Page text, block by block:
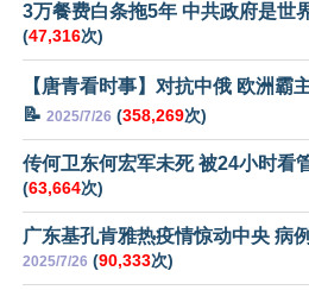
3万餐费白条拖5年 中共政府是世
(47,316次)
【唐青看时事】对抗中俄 欧洲霸
📝 2025/7/26 (358,269次)
传何卫东何宏军未死 被24小时看
(63,664次)
广东基孔肯雅热疫情惊动中央 病
2025/7/26 (90,333次)